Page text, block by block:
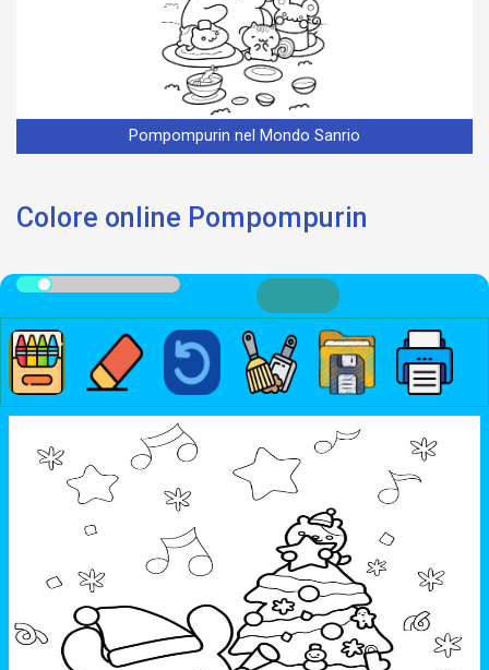
Pompompurin nel Mondo Sanrio
Colore online Pompompurin